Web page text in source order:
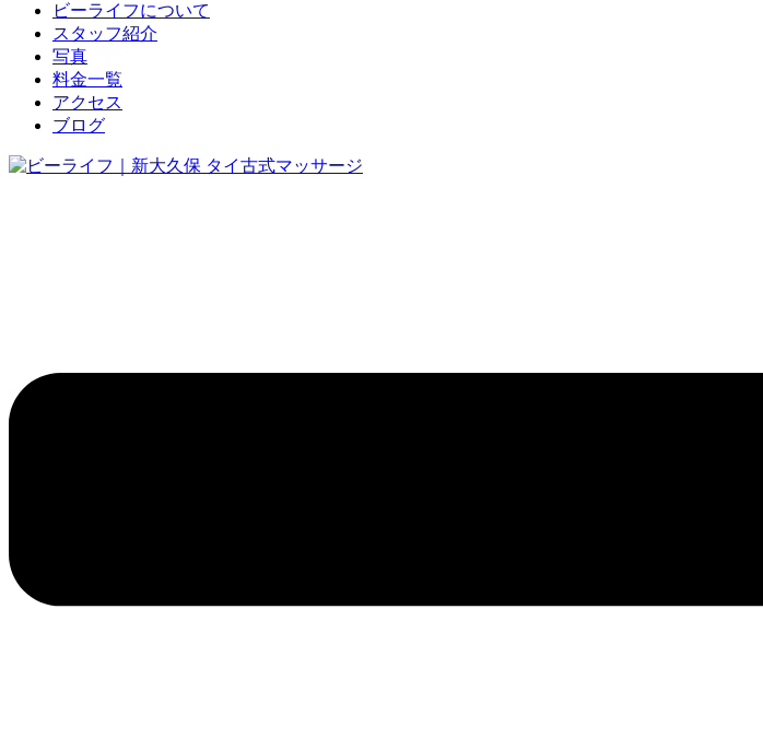
ビーライフについて
スタッフ紹介
写真
料金一覧
アクセス
ブログ